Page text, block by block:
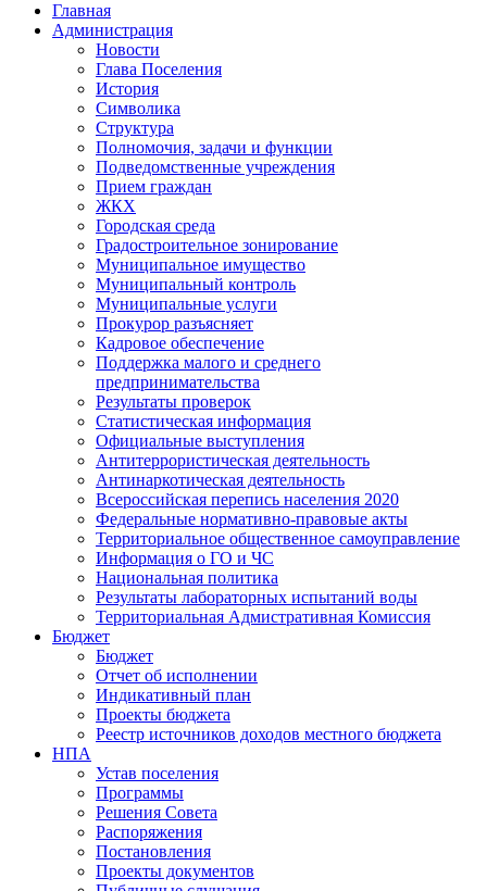
Главная
Администрация
Новости
Глава Поселения
История
Символика
Структура
Полномочия, задачи и функции
Подведомственные учреждения
Прием граждан
ЖКХ
Городская среда
Градостроительное зонирование
Муниципальное имущество
Муниципальный контроль
Муниципальные услуги
Прокурор разъясняет
Кадровое обеспечение
Поддержка малого и среднего
предпринимательства
Результаты проверок
Статистическая информация
Официальные выступления
Антитеррористическая деятельность
Антинаркотическая деятельность
Всероссийская перепись населения 2020
Федеральные нормативно-правовые акты
Территориальное общественное самоуправление
Информация о ГО и ЧС
Национальная политика
Результаты лабораторных испытаний воды
Территориальная Адмистративная Комиссия
Бюджет
Бюджет
Отчет об исполнении
Индикативный план
Проекты бюджета
Реестр источников доходов местного бюджета
НПА
Устав поселения
Программы
Решения Совета
Распоряжения
Постановления
Проекты документов